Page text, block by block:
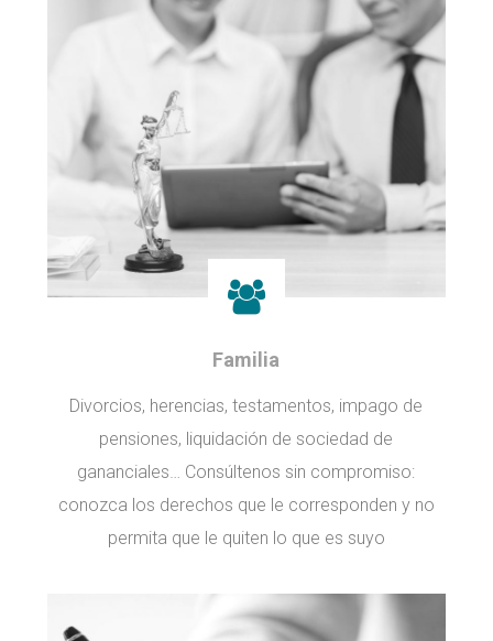
Familia
Divorcios, herencias, testamentos, impago de
pensiones, liquidación de sociedad de
gananciales… Consúltenos sin compromiso:
conozca los derechos que le corresponden y no
permita que le quiten lo que es suyo